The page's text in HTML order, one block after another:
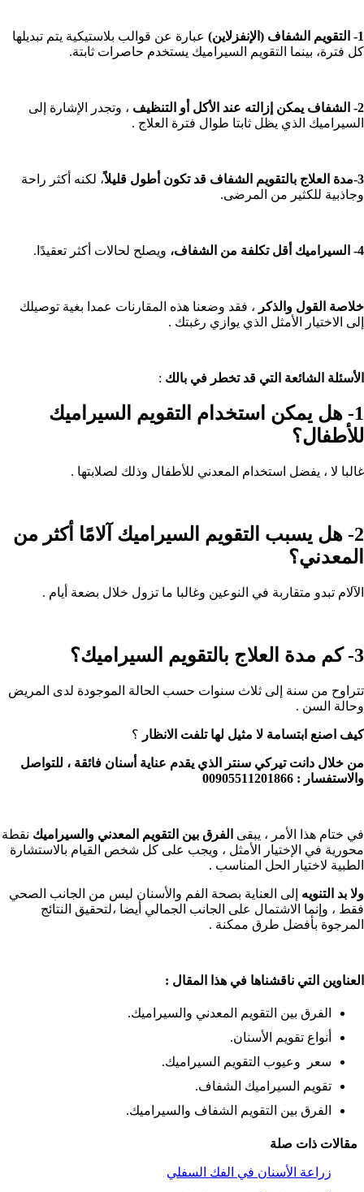
1- التقويم الشفاف (الإنفزلاين)
عبارة عن قوالب بلاستيكية يتم تبديلها
كل فترة، بينما التقويم السيراميك يستخدم حاصرات ثابتة.
2- الشفاف يمكن إزالته عند الأكل أو التنظيف
، وتجدر الإشارة إلى
السيراميك الذي يظل ثابتا طوال فترة العلاج .
3-مدة العلاج بالتقويم الشفاف قد تكون أطول قليلاً
، لكنه أكثر راحة
وجاذبية للكثير من المرضى.
4- السيراميك أقل تكلفة من الشفاف، ويصلح لحالات أكثر تعقيدًا.
خلاصة القول والذكر ، فقد وضعنا هذه المقارنات عمدا بغية توصيلك
إلى الاختيار الأمثل الذي يوازي رغبتك .
الأسئلة الشائعة التي قد تخطر في بالك :
1-
هل يمكن استخدام التقويم السيراميك
للأطفال؟
غالبا لا ، يفضل استخدام المعدني للأطفال وذلك لصلابتها .
2- هل يسبب التقويم السيراميك آلامًا أكثر من
المعدني؟
الآلام تبدو متقاربة في النوعين وغالبا ما تزول خلال بضعة أيام .
3- كم مدة العلاج بالتقويم السيراميك؟
تتراوح من سنة إلى ثلاث سنوات حسب الحالة الموجودة لدى المريض
وحالة السن .
كيف اصنع ابتسامة لا مثيل لها تلفت الانظار ؟
من خلال دانت تيركي سنتر الذي يقدم عناية أسنان فائقة ، للتواصل
والاستفسار : 00905511201866
في ختام هذا الأمر ، يبقى الفرق بين التقويم المعدني والسيراميك نقطة
محورية في الإختيار الأمثل ، ويجب على كل شخص القيام بالاستشارة
الطبية لاختيار الحل المناسب .
ولا بد التنويه إلى العناية بصحة الفم والأسنان ليس من الجانب الصحي
فقط ، وإنما الاشتمال على الجانب الجمالي أيضا ،لتحقيق النتائج
المرجوة بأفضل طرق ممكنة .
العناوين التي ناقشناها في هذا المقال :
الفرق بين التقويم المعدني والسيراميك.
أنواع تقويم الأسنان.
سعر وعيوب التقويم السيراميك.
تقويم السيراميك الشفاف.
الفرق بين التقويم الشفاف والسيراميك.
مقالات ذات صلة
زراعة الأسنان في الفك السفلي